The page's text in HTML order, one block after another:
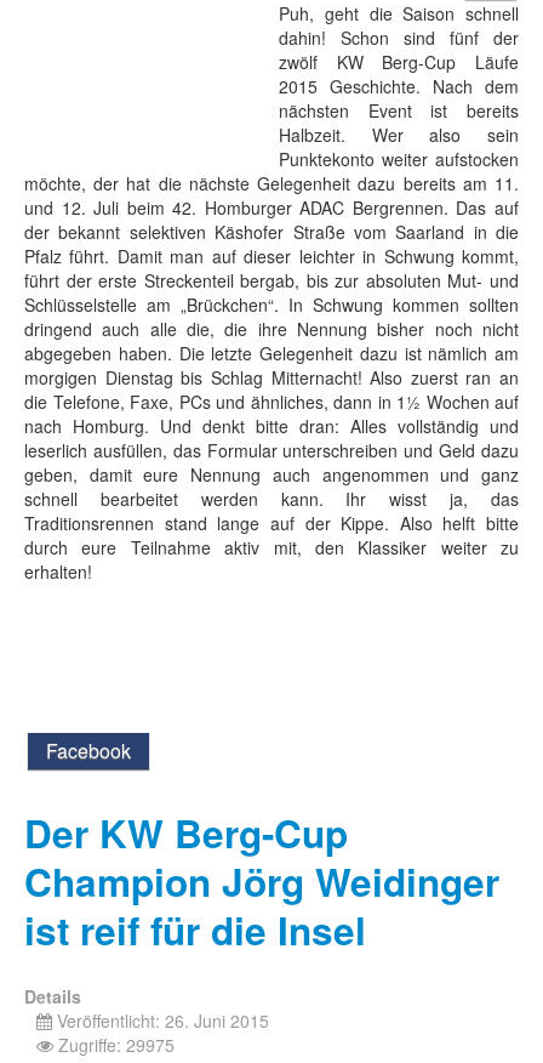
Puh, geht die Saison schnell
dahin! Schon sind fünf der
zwölf KW Berg-Cup Läufe
2015 Geschichte. Nach dem
nächsten Event ist bereits
Halbzeit. Wer also sein
Punktekonto weiter aufstocken
möchte, der hat die nächste Gelegenheit dazu bereits am 11.
und 12. Juli beim 42. Homburger ADAC Bergrennen. Das auf
der bekannt selektiven Käshofer Straße vom Saarland in die
Pfalz führt. Damit man auf dieser leichter in Schwung kommt,
führt der erste Streckenteil bergab, bis zur absoluten Mut- und
Schlüsselstelle am „Brückchen“. In Schwung kommen sollten
dringend auch alle die, die ihre Nennung bisher noch nicht
abgegeben haben. Die letzte Gelegenheit dazu ist nämlich am
morgigen Dienstag bis Schlag Mitternacht! Also zuerst ran an
die Telefone, Faxe, PCs und ähnliches, dann in 1½ Wochen auf
nach Homburg. Und denkt bitte dran: Alles vollständig und
leserlich ausfüllen, das Formular unterschreiben und Geld dazu
geben, damit eure Nennung auch angenommen und ganz
schnell bearbeitet werden kann. Ihr wisst ja, das
Traditionsrennen stand lange auf der Kippe. Also helft bitte
durch eure Teilnahme aktiv mit, den Klassiker weiter zu
erhalten!
Facebook
Der KW Berg-Cup
Champion Jörg Weidinger
ist reif für die Insel
Details
Veröffentlicht: 26. Juni 2015
Zugriffe: 29975